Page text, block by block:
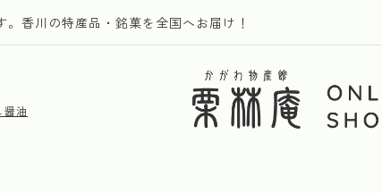
香川の特産品・銘菓を全国へお届け！
醤油